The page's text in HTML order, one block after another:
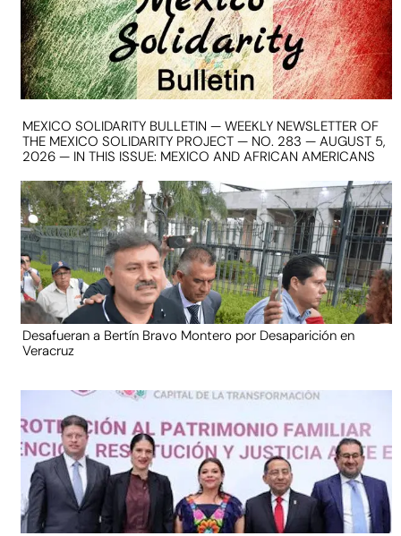
MEXICO SOLIDARITY BULLETIN — WEEKLY NEWSLETTER OF
THE MEXICO SOLIDARITY PROJECT — NO. 283 — AUGUST 5,
2026 — IN THIS ISSUE: MEXICO AND AFRICAN AMERICANS
Desafueran a Bertín Bravo Montero por Desaparición en
Veracruz